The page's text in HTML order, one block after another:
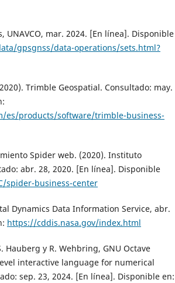
UNAVCO, mar. 2024. [En línea]. Disponible
gpsgnss/data-operations/sets.html?
Trimble Geospatial. Consultado: may.
es/products/software/trimble-business-
Spider web. (2020). Instituto
abr. 28, 2020. [En línea]. Disponible
spider-business-center
Dynamics Data Information Service, abr.
https://cddis.nasa.gov/index.html
Hauberg y R. Wehbring, GNU Octave
interactive language for numerical
sep. 23, 2024. [En línea]. Disponible en: